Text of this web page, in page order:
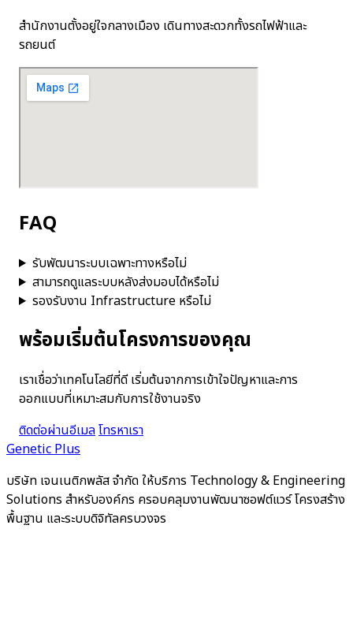
สำนักงานตั้งอยู่ใจกลางเมือง เดินทางสะดวกทั้งรถไฟฟ้าและ
รถยนต์
FAQ
รับพัฒนาระบบเฉพาะทางหรือไม่
สามารถดูแลระบบหลังส่งมอบได้หรือไม่
รองรับงาน Infrastructure หรือไม่
พร้อมเริ่มต้นโครงการของคุณ
เราเชื่อว่าเทคโนโลยีที่ดี เริ่มต้นจากการเข้าใจปัญหาและการ
ออกแบบที่เหมาะสมกับการใช้งานจริง
ติดต่อผ่านอีเมลโทรหาเรา
Genetic Plus
บริษัท เจนเนติกพลัส จำกัด ให้บริการ Technology & Engineering
Solutions สำหรับองค์กร ครอบคลุมงานพัฒนาซอฟต์แวร์ โครงสร้าง
พื้นฐาน และระบบดิจิทัลครบวงจร